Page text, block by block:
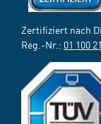
Zertifiziert nach
Reg.-Nr.: 01 100